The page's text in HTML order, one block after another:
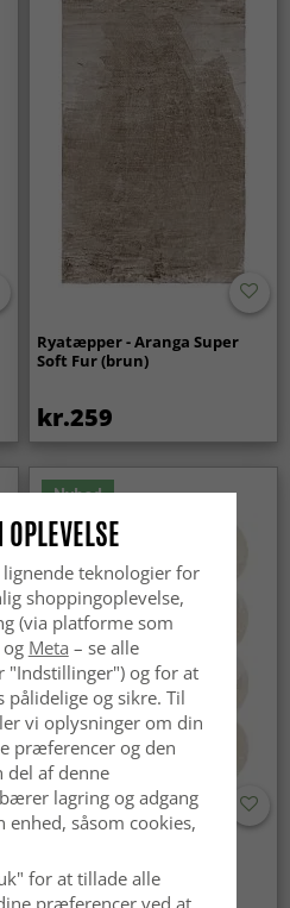
Ryatæpper - Aranga Super
Soft Fur (brun)
kr.259
Nyhed
Super Soft Fur (beige)
teknologier for
shoppingoplevelse,
(via platforme som
Meta – se alle
"Indstillinger") og for at
pålidelige og sikre. Til
vi oplysninger om din
præferencer og den
del af denne
lagring og adgang
såsom cookies,
for at tillade alle
præferencer ved at